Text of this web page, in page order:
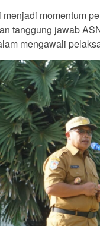
momentum
tanggung jawab
mengawali